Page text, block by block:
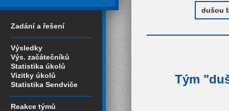
Zadání a řešení
Výsledky
Výs. začátečníků
Statistika úkolů
Vizitky úkolů
Statistika Sendviče
Reakce týmů
Tým